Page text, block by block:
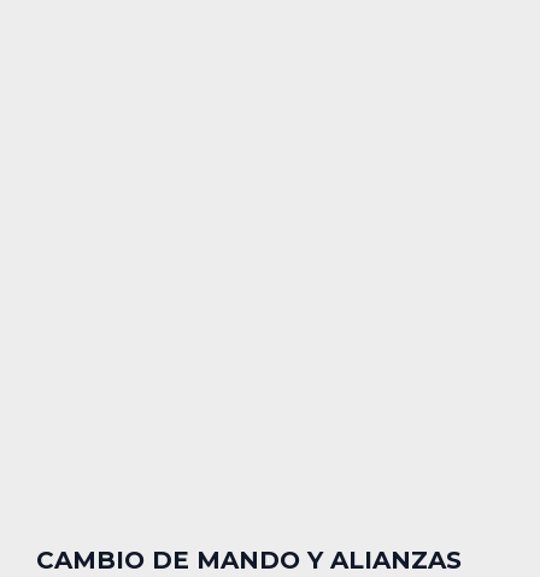
CAMBIO DE MANDO Y ALIANZAS